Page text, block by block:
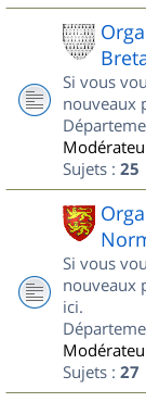
Si vous
nouveaux
Sujets : 25
Si vous
nouveaux
ici.
Sujets : 27